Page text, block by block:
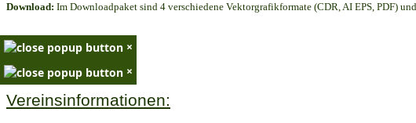
Download: Im Downloadpaket sind 4 verschiedene Vektorgrafikformate (CDR, AI EPS, PDF)
×
×
Vereinsinformationen: